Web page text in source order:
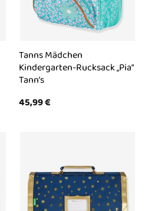
Tanns Mädchen
Kindergarten-Rucksack „Pia“
Tann’s
45,99€